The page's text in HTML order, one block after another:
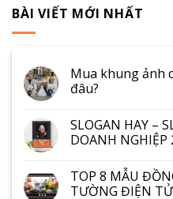
BÀI VIẾT MỚI NHẤT
Mua khung ảnh
đâu?
SLOGAN HAY –
DOANH NGHIỆP
TOP 8 MẪU
TƯỜNG ĐIỆN